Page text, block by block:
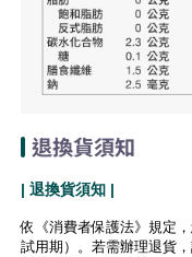
退換貨須知
| 退換貨須知 |
依《消費者保護法》規定
試用期）。若需辦理退貨